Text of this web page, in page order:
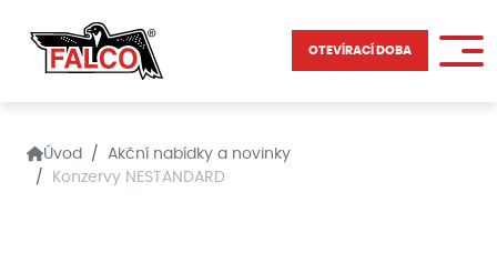
OTEVÍRACÍ DOBA
Úvod
Akční nabídky a novinky
Konzervy NESTANDARD